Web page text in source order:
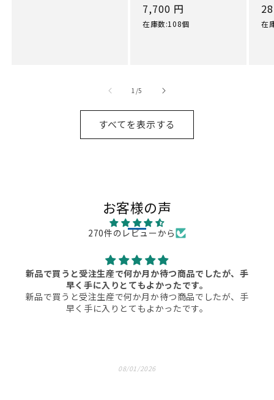
通
常
7,700 円
在庫数:108個
通
常
在
1 /の
5
すべてを表示する
お客様の声
270件のレビューから
新品で買うと受注生産で何か月か待つ商品でしたが、手
早く手に入りとてもよかったです。
新品で買うと受注生産で何か月か待つ商品でしたが、手
早く手に入りとてもよかったです。
08/01/2026